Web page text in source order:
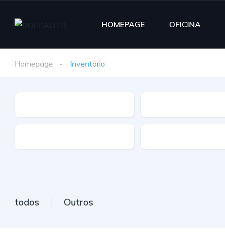
HOMEPAGE OFICINA
Homepage Inventário
todos Outros